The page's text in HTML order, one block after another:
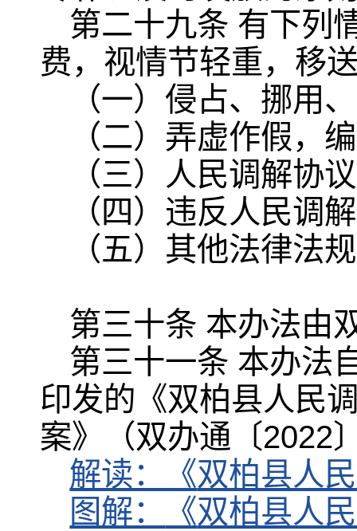
第二十九条 有下列
费，视情节轻重，移
（一）侵占、挪用
（二）弄虚作假，
（三）人民调解协
（四）违反人民调
（五）其他法律法
第三十条 本办法由
第三十一条 本办法
印发的《双柏县人民
案》（双办通〔2022
解读：《双柏县人
图解：
《双柏县人